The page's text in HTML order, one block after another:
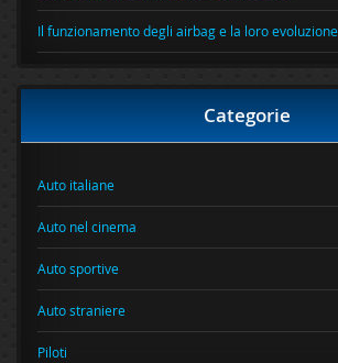
Il funzionamento degli airbag e la loro evoluzione
Categorie
Auto italiane
Auto nel cinema
Auto sportive
Auto straniere
Piloti